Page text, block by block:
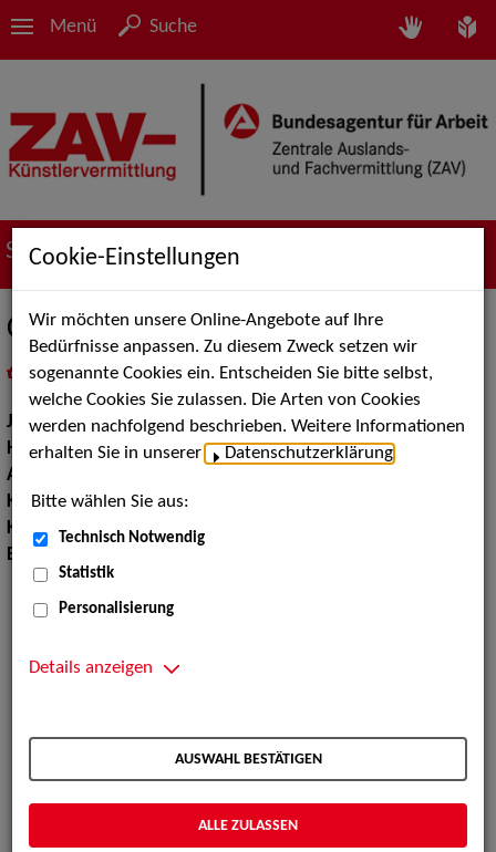
Menü Suche
Suche nach Künstler*innen
Cornelia van Gerow
als PDF speichern
inMeine Merklistelegen
Jahrgang:1986
Haarfarbe:blond
Augenfarbe:
Körpergröße:167 cm
Konfektionsgröße:38
Erscheinungsbild:
Cookie-Einstellungen
Wir möchten unsere Online-Angebote auf Ihre
Bedürfnisse anpassen. Zu diesem Zweck setzen wir
sogenannte Cookies ein. Entscheiden Sie bitte selbst,
welche Cookies Sie zulassen. Die Arten von Cookies
werden nachfolgend beschrieben. Weitere Informationen
erhalten Sie in unserer
Datenschutzerklärung
Bitte wählen Sie aus:
Technisch Notwendig
Statistik
Personalisierung
Details anzeigen
AUSWAHL BESTÄTIGEN
ALLE ZULASSEN